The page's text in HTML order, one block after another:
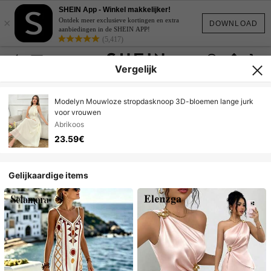
DOWNLOAD
×
SHEIN App - Winkel makkelijker!
Ontdek meer exclusieve kortingen en extra
aanbiedingen in de SHEIN APP!
(5,417)
Vergelijk
Modelyn Mouwloze stropdasknoop 3D-bloemen lange jurk
voor vrouwen
Abrikoos
23.59€
Gelijkaardige items